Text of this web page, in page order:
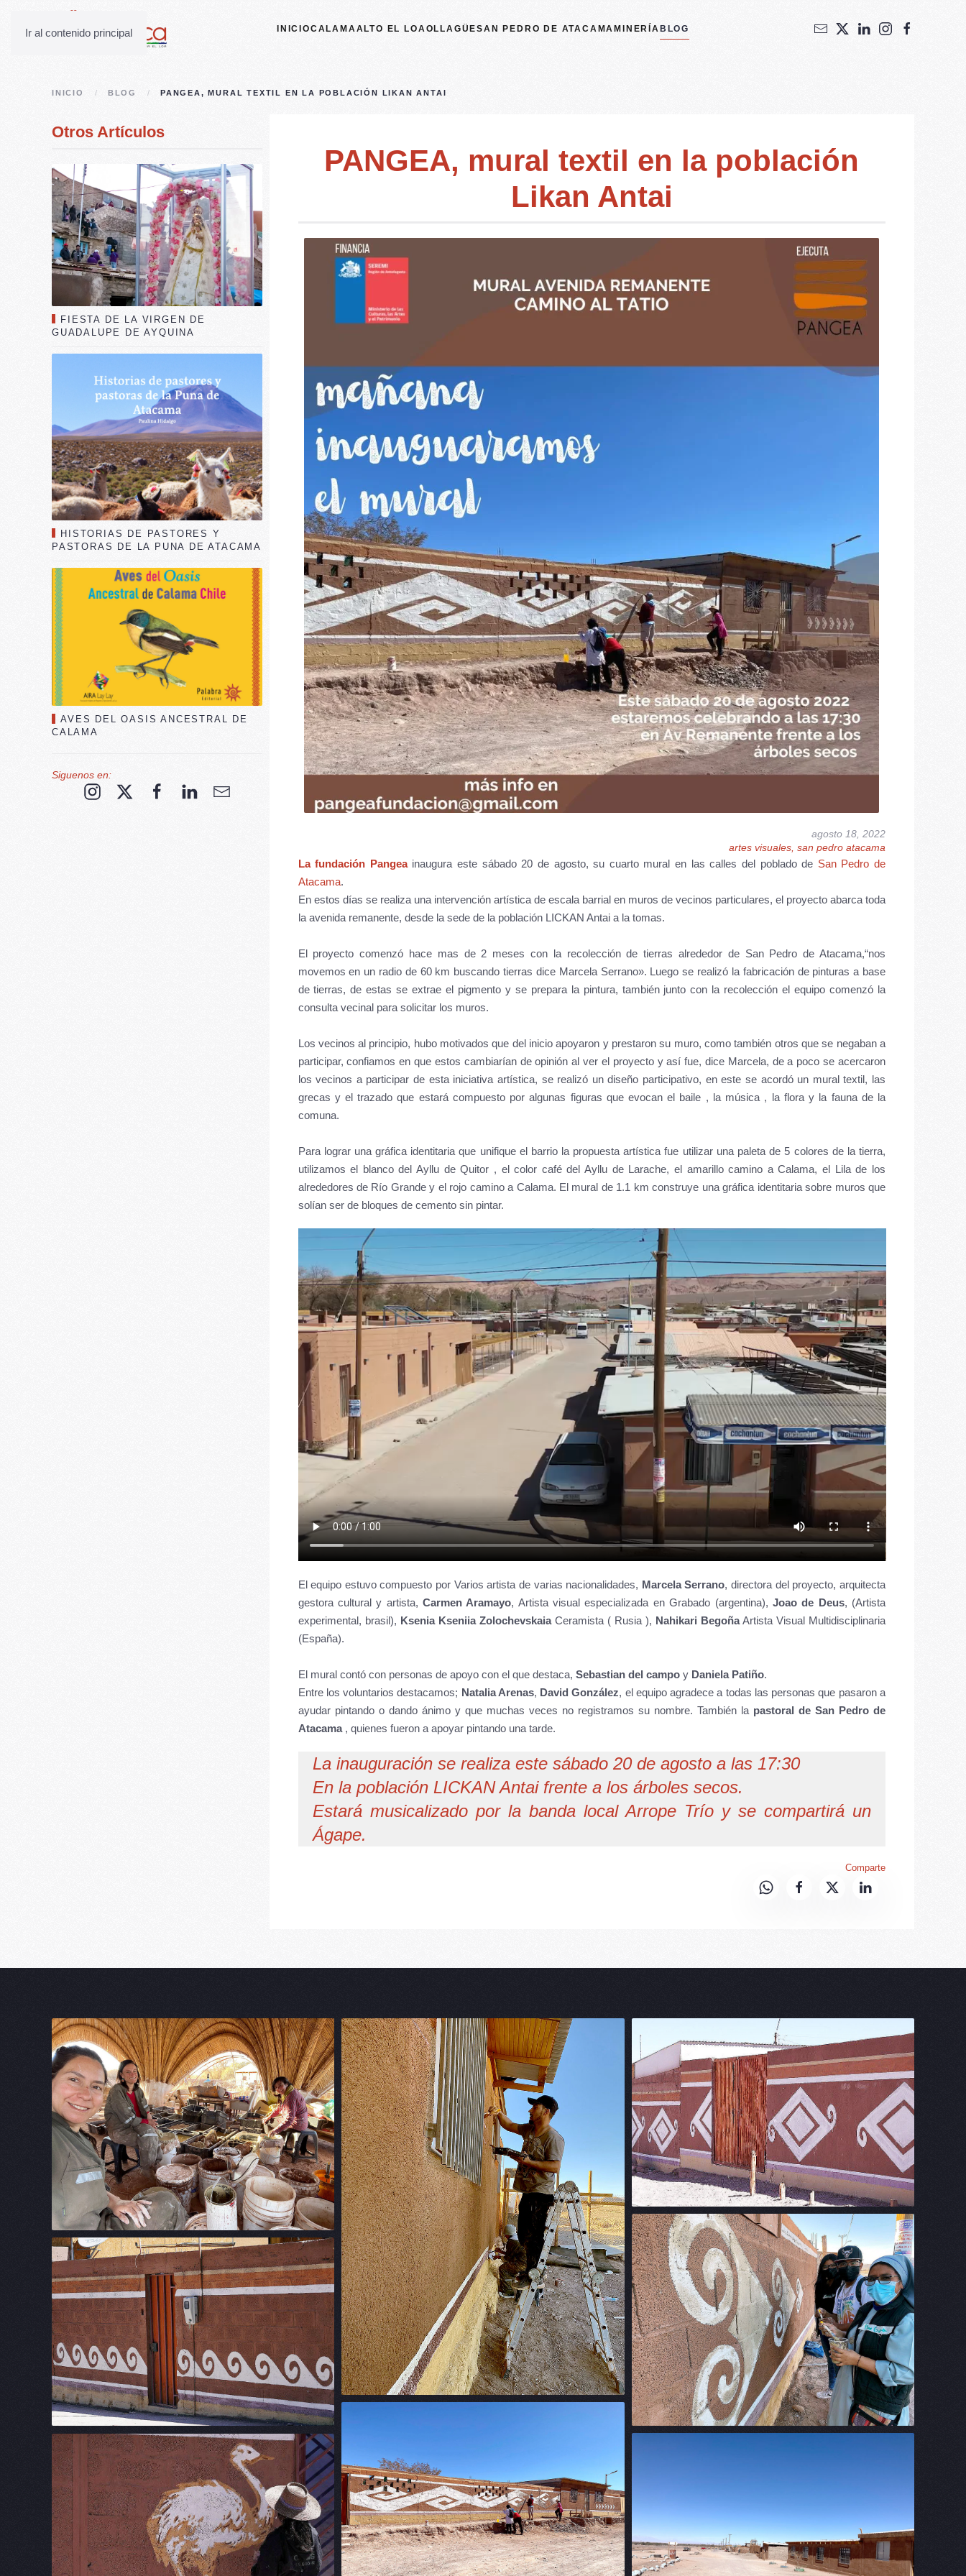
Ir al contenido principal INICIOCALAMAALTO EL LOAOLLAGÜESAN PEDRO DE ATACAMA MINERÍA BLOG
INICIO BLOG PANGEA, MURAL TEXTIL EN LA POBLACIÓN LIKAN ANTAI
Otros Artículos
FIESTA DE LA VIRGEN DE
GUADALUPE DE AYQUINA
HISTORIAS DE PASTORES Y
PASTORAS DE LA PUNA DE ATACAMA
AVES DEL OASIS ANCESTRAL DE
CALAMA
Siguenos en:
PANGEA, mural textil en la población
Likan Antai
agosto 18, 2022
artes visuales, san pedro atacama
La fundación Pangeainaugura este sábado 20 de agosto, su cuarto mural en las calles del poblado de San Pedro de
Atacama.
En estos días se realiza una intervención artística de escala barrial en muros de vecinos particulares, el proyecto abarca toda
la avenida remanente, desde la sede de la población LICKAN Antai a la tomas.
El proyecto comenzó hace mas de 2 meses con la recolección de tierras alrededor de San Pedro de Atacama,“nos
movemos en un radio de 60 km buscando tierras dice Marcela Serrano». Luego se realizó la fabricación de pinturas a base
de tierras, de estas se extrae el pigmento y se prepara la pintura, también junto con la recolección el equipo comenzó la
consulta vecinal para solicitar los muros.
Los vecinos al principio, hubo motivados que del inicio apoyaron y prestaron su muro, como también otros que se negaban a
participar, confiamos en que estos cambiarían de opinión al ver el proyecto y así fue, dice Marcela, de a poco se acercaron
los vecinos a participar de esta iniciativa artística, se realizó un diseño participativo, en este se acordó un mural textil, las
grecas y el trazado que estará compuesto por algunas figuras que evocan el baile , la música , la flora y la fauna de la
comuna.
Para lograr una gráfica identitaria que unifique el barrio la propuesta artística fue utilizar una paleta de 5 colores de la tierra,
utilizamos el blanco del Ayllu de Quitor , el color café del Ayllu de Larache, el amarillo camino a Calama, el Lila de los
alrededores de Río Grande y el rojo camino a Calama. El mural de 1.1 km construye una gráfica identitaria sobre muros que
solían ser de bloques de cemento sin pintar.
El equipo estuvo compuesto por Varios artista de varias nacionalidades, Marcela Serrano, directora del proyecto, arquitecta
gestora cultural y artista, Carmen Aramayo, Artista visual especializada en Grabado (argentina), Joao de Deus, (Artista
experimental, brasil), Ksenia Kseniia ZolochevskaiaCeramista ( Rusia ), Nahikari BegoñaArtista Visual Multidisciplinaria
(España).
El mural contó con personas de apoyo con el que destaca, Sebastian del campoy Daniela Patiño.
Entre los voluntarios destacamos; Natalia Arenas, David González, el equipo agradece a todas las personas que pasaron a
ayudar pintando o dando ánimo y que muchas veces no registramos su nombre. También la pastoral de San Pedro de
Atacama, quienes fueron a apoyar pintando una tarde.
La inauguración se realiza este sábado 20 de agosto a las 17:30
En la población LICKAN Antai frente a los árboles secos.
Estará musicalizado por la banda local Arrope Trío y se compartirá un
Ágape.
Comparte